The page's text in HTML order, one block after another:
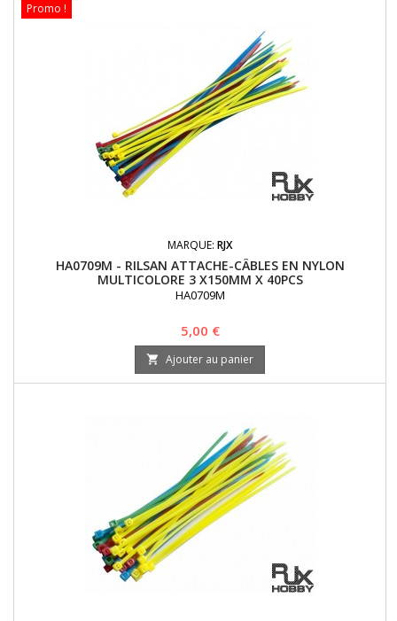
Promo !
MARQUE: RJX
HA0709M - RILSAN ATTACHE-CÂBLES EN NYLON
MULTICOLORE 3 X150MM X 40PCS
HA0709M
Prix
5,00 €
 Ajouter au panier